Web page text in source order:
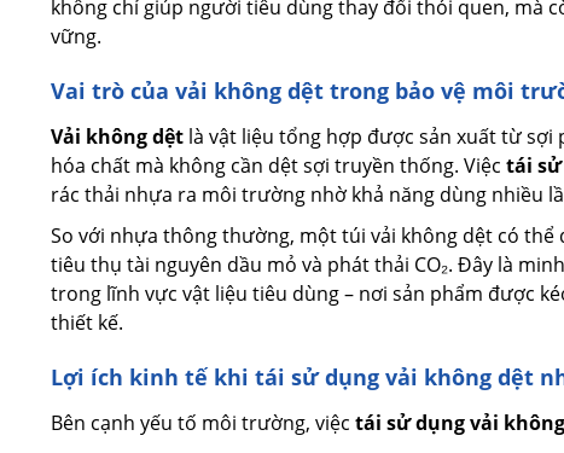
không chỉ giúp người tiêu dùng thay đổi thói quen, mà
vững.
Vai trò của vải không dệt trong bảo vệ môi
Vải không dệt là vật liệu tổng hợp được sản xuất từ sợi
hóa chất mà không cần dệt sợi truyền thống. Việc tái
rác thải nhựa ra môi trường nhờ khả năng dùng nhiều
So với nhựa thông thường, một túi vải không dệt có
tiêu thụ tài nguyên dầu mỏ và phát thải CO₂. Đây là
trong lĩnh vực vật liệu tiêu dùng – nơi sản phẩm được
thiết kế.
Lợi ích kinh tế khi tái sử dụng vải không dệt
Bên cạnh yếu tố môi trường, việc tái sử dụng vải